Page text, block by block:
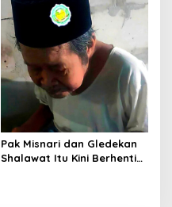
Pak Misnari dan Gledekan
Shalawat Itu Kini Berhenti